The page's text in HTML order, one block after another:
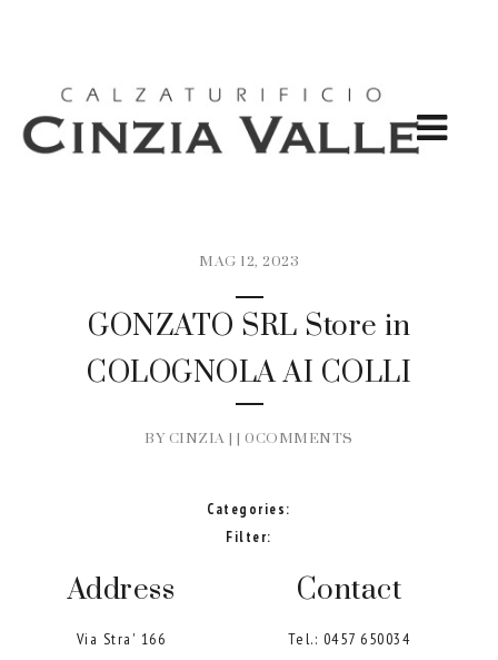
MAG 12, 2023
GONZATO SRL Store in
COLOGNOLA AI COLLI
BY CINZIA | |0COMMENTS
Categories:
Filter:
Address
Via Stra' 166
Contact
Tel.: 0457 650034